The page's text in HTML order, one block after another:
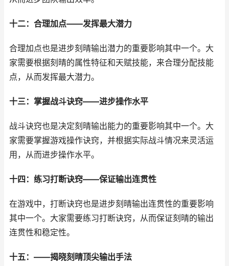
十二：合理加点——发挥最大潜力
合理加点也是进步刻晴输出潜力的重要影响其中一个。大
家需要根据刻晴的属性特征和天赋技能，来合理分配技能
点，从而发挥最大潜力。
十三：掌握战斗诀窍——进步操作水平
战斗诀窍也是决定刻晴输出能力的重要影响其中一个。大
家需要掌握游戏操作诀窍，并根据实际战斗情况来灵活运
用，从而进步操作水平。
十四：练习打断诀窍——保证输出连贯性
在游戏中，打断诀窍也是进步刻晴输出连贯性的重要影响
其中一个。大家需要练习打断诀窍，从而保证刻晴的输出
连贯性和稳定性。
十五：——揭晓刻晴顶尖输出手法